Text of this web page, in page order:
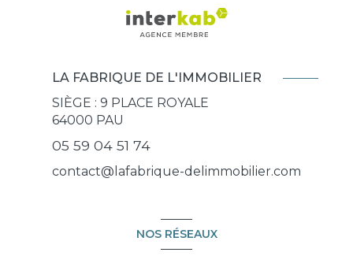
LA FABRIQUE DE L'IMMOBILIER
SIÈGE : 9 PLACE ROYALE
64000 PAU
05 59 04 51 74
contact@lafabrique-delimmobilier.com
NOS RÉSEAUX